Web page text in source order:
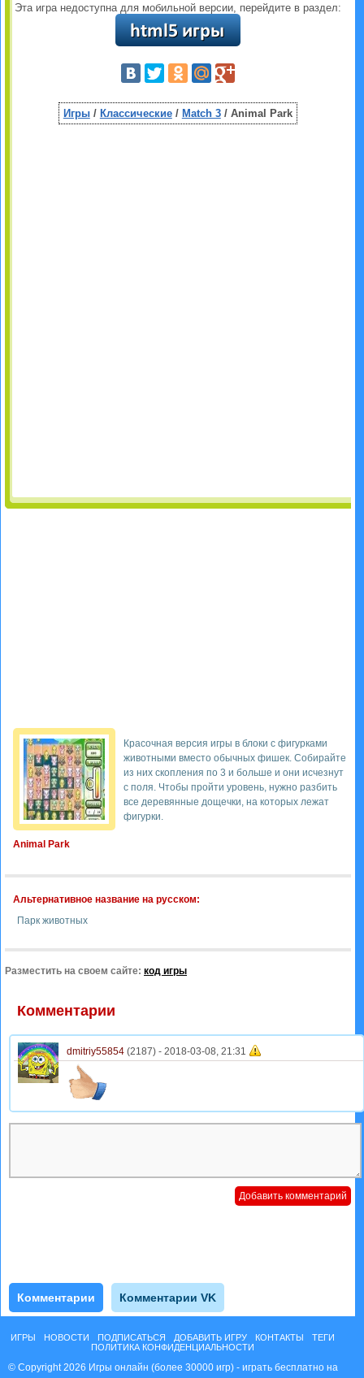
Эта игра недоступна для мобильной версии, перейдите в раздел:
Игры/ Классические/ Match 3/ Animal Park
Animal Park
Красочная версия игры в блоки с фигурками
животными вместо обычных фишек. Собирайте
из них скопления по 3 и больше и они исчезнут
с поля. Чтобы пройти уровень, нужно разбить
все деревянные дощечки, на которых лежат
фигурки.
Альтернативное название на русском:
Парк животных
Разместить на своем сайте: код игры
Комментарии
dmitriy55854 (2187) - 2018-03-08, 21:31
Комментарии Комментарии VK
ИГРЫ НОВОСТИ ПОДПИСАТЬСЯ ДОБАВИТЬ ИГРУ КОНТАКТЫ
ТЕГИ
ПОЛИТИКА КОНФИДЕНЦИАЛЬНОСТИ
© Copyright 2026 Игры онлайн (более 30000 игр) - играть бесплатно на